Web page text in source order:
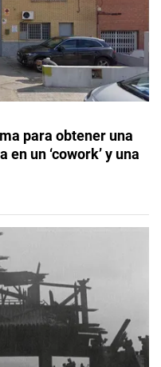
para obtener una
un ‘cowork’ y una